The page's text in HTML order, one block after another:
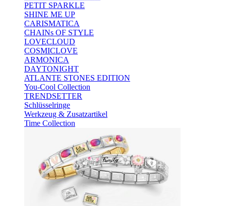
PETIT SPARKLE
SHINE ME UP
CARISMATICA
CHAINs OF STYLE
LOVECLOUD
COSMICLOVE
ARMONICA
DAYTONIGHT
ATLANTE STONES EDITION
You-Cool Collection
TRENDSETTER
Schlüsselringe
Werkzeug & Zusatzartikel
Time Collection